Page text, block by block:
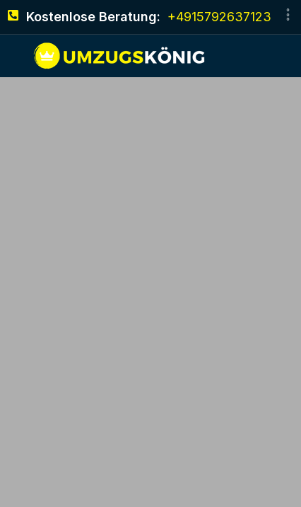
Kostenlose Beratung: +4915792637123